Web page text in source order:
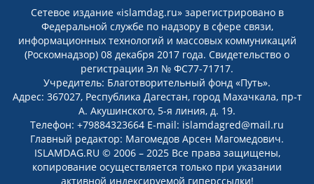
Сетевое издание «islamdag.ru» зарегистрировано в
Федеральной службе по надзору в сфере связи,
информационных технологий и массовых коммуникаций
(Роскомнадзор) 08 декабря 2017 года. Свидетельство о
регистрации Эл № ФС77-71717.
Учредитель: Благотворительный фонд «Путь».
Адрес: 367027, Республика Дагестан, город Махачкала, пр-т
А. Акушинского, 5-я линия, д. 19.
Телефон: +79884323664 E-mail: islamdagred@mail.ru
Главный редактор: Магомедов Арсен Магомедович.
ISLAMDAG.RU © 2006 – 2025 Все права защищены,
копирование осуществляется только при указании
активной индексируемой гиперссылки!